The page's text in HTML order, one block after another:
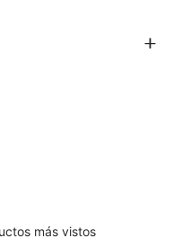
más vistos